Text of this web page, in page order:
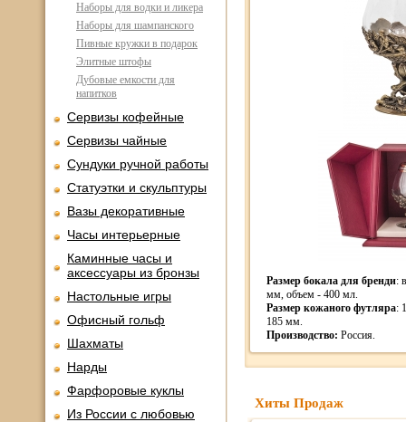
Наборы для водки и ликера
Наборы для шампанского
Пивные кружки в подарок
Элитные штофы
Дубовые емкости для
напитков
Сервизы кофейные
Сервизы чайные
Сундуки ручной работы
Статуэтки и скульптуры
Вазы декоративные
Часы интерьерные
Каминные часы и
аксессуары из бронзы
Настольные игры
Офисный гольф
Шахматы
Нарды
Фарфоровые куклы
Из России с любовью
Размер бокала для бренди:
мм, объем - 400 мл.
Размер кожаного футляра:
185 мм.
Производство: Россия.
Хиты Продаж